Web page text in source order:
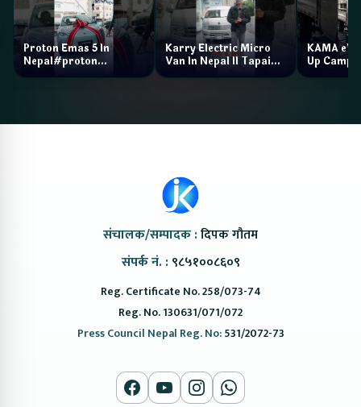
Proton Emas 5 In
Nepal#proton
#protonemas5#protonnepal#evcarnepal
Karry Electric Micro
Van In Nepal II Tapaiko
Bazar II Jankari
KAMA eV
Up Camp
संचालक/सम्पादक :दिपक गौतम
संपर्क नं. : ९८५१००८६०९
Reg. Certificate No. 258/073-74
Reg. No. 130631/071/072
Press Council Nepal Reg. No:531/2072-73